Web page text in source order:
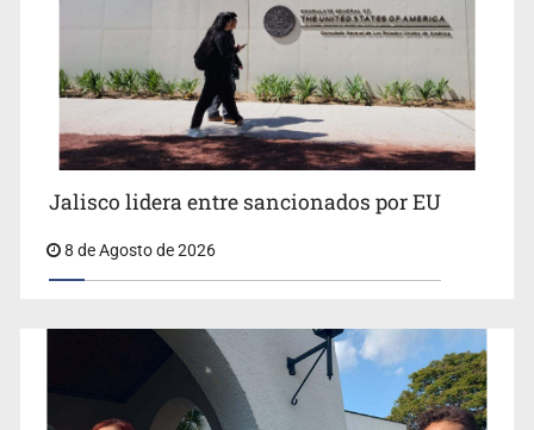
Llaman a mantener legado de Alcalde
Concierto patrio costará 32.9 mdp
Jalisco lidera entre sancionados por EU
8 de Agosto de 2026